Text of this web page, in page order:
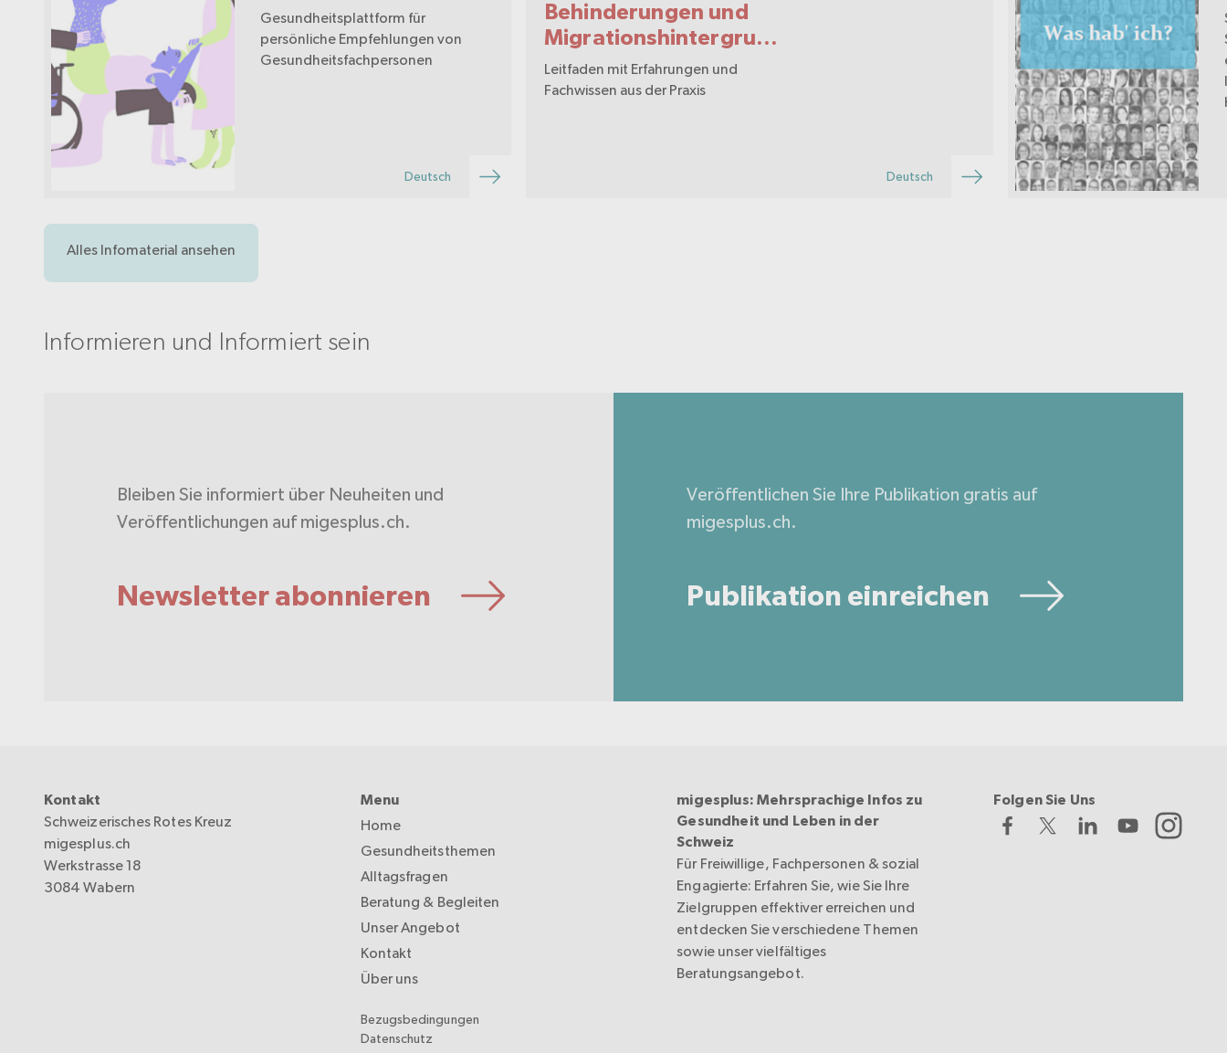
Gesundheitsplattform für
persönliche Empfehlungen von
Gesundheitsfachpersonen
Deutsch
Behinderungen und
Migrationshintergrund
in der Schweiz
Leitfaden mit Erfahrungen und
Fachwissen aus der Praxis
Deutsch
Alles Infomaterial ansehen
Informieren und Informiert sein
Bleiben Sie informiert über Neuheiten und
Veröffentlichungen auf migesplus.ch.
Newsletter abonnieren
Veröffentlichen Sie Ihre Publikation gratis auf
migesplus.ch.
Publikation einreichen
Kontakt
Schweizerisches Rotes Kreuz
migesplus.ch
Werkstrasse 18
3084 Wabern
Menu
Home
Gesundheitsthemen
Alltagsfragen
Beratung & Begleiten
Unser Angebot
Kontakt
Über uns
Bezugsbedingungen
Datenschutz
migesplus: Mehrsprachige Infos zu
Gesundheit und Leben in der
Schweiz
Für Freiwillige, Fachpersonen & sozial
Engagierte: Erfahren Sie, wie Sie Ihre
Zielgruppen effektiver erreichen und
entdecken Sie verschiedene Themen
sowie unser vielfältiges
Beratungsangebot.
Folgen Sie Uns